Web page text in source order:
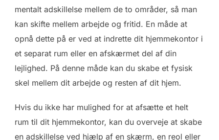
mentalt adskillelse mellem de to områder, så man
kan skifte mellem arbejde og fritid. En måde at
opnå dette på er ved at indrette dit hjemmekontor i
et separat rum eller en afskærmet del af din
lejlighed. På denne måde kan du skabe et fysisk
skel mellem dit arbejde og resten af dit hjem.
Hvis du ikke har mulighed for at afsætte et helt
rum til dit hjemmekontor, kan du overveje at skabe
en adskillelse ved hjælp af en skærm, en reol eller